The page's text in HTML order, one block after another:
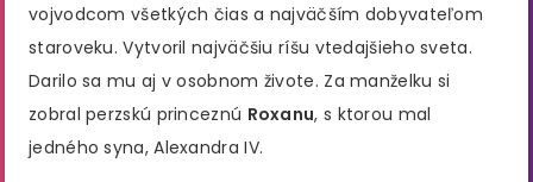
vojvodcom všetkých čias a najväčším dobyvateľom
staroveku. Vytvoril najväčšiu ríšu vtedajšieho sveta.
Darilo sa mu aj v osobnom živote. Za manželku si
zobral perzskú princeznú Roxanu, s ktorou mal
jedného syna, Alexandra IV.